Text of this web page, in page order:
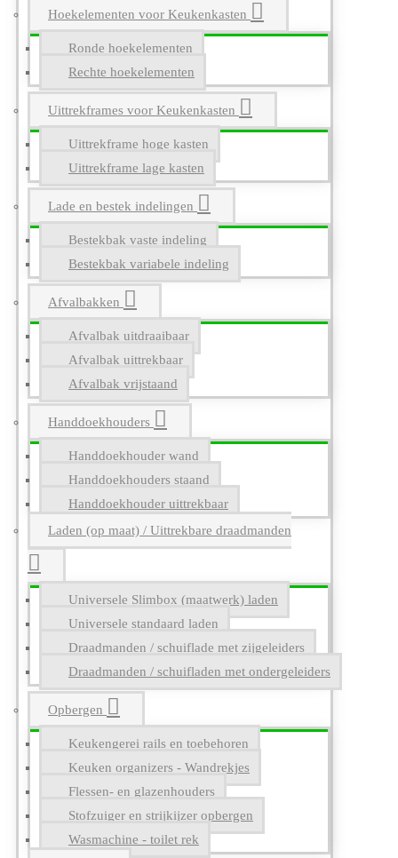
Hoekelementen voor Keukenkasten
Ronde hoekelementen
Rechte hoekelementen
Uittrekframes voor Keukenkasten
Uittrekframe hoge kasten
Uittrekframe lage kasten
Lade en bestek indelingen
Bestekbak vaste indeling
Bestekbak variabele indeling
Afvalbakken
Afvalbak uitdraaibaar
Afvalbak uittrekbaar
Afvalbak vrijstaand
Handdoekhouders
Handdoekhouder wand
Handdoekhouders staand
Handdoekhouder uittrekbaar
Laden (op maat) / Uittrekbare draadmanden
Universele Slimbox (maatwerk) laden
Universele standaard laden
Draadmanden / schuiflade met zijgeleiders
Draadmanden / schuifladen met ondergeleiders
Opbergen
Keukengerei rails en toebehoren
Keuken organizers - Wandrekjes
Flessen- en glazenhouders
Stofzuiger en strijkijzer opbergen
Wasmachine - toilet rek